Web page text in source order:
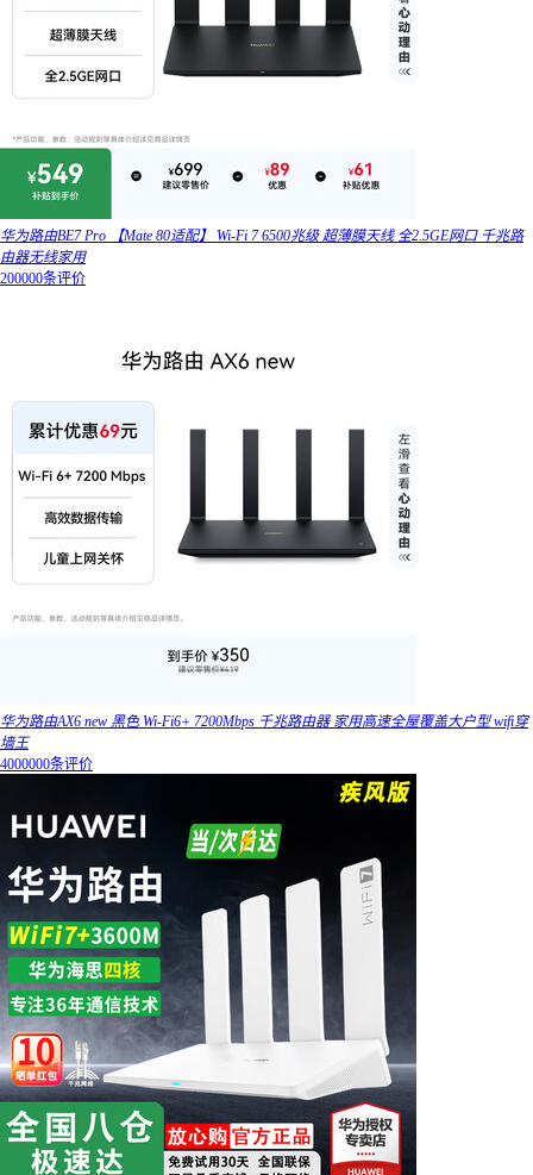
华为路由BE7 Pro 【Mate 80适配】 Wi-Fi 7 6500兆级 超薄膜天线 全2.5GE网口 千兆路
由器无线家用
200000条评价
华为路由AX6 new 黑色 Wi-Fi6+ 7200Mbps 千兆路由器 家用高速全屋覆盖大户型 wifi穿
墙王
4000000条评价